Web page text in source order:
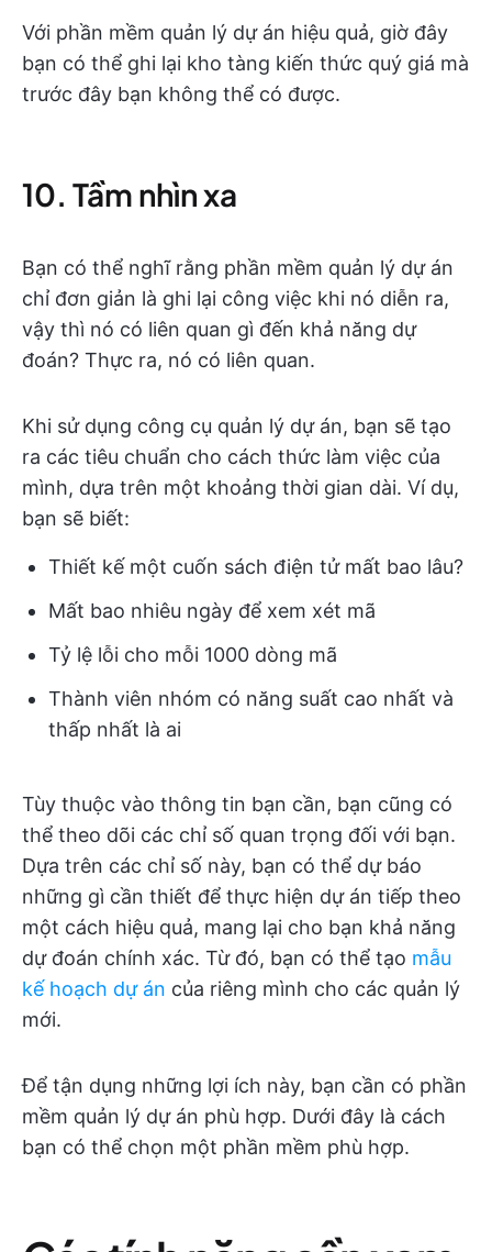
Với phần mềm quản lý dự án hiệu quả, giờ đây
bạn có thể ghi lại kho tàng kiến thức quý giá mà
trước đây bạn không thể có được.
10. Tầm nhìn xa
Bạn có thể nghĩ rằng phần mềm quản lý dự án
chỉ đơn giản là ghi lại công việc khi nó diễn ra,
vậy thì nó có liên quan gì đến khả năng dự
đoán? Thực ra, nó có liên quan.
Khi sử dụng công cụ quản lý dự án, bạn sẽ tạo
ra các tiêu chuẩn cho cách thức làm việc của
mình, dựa trên một khoảng thời gian dài. Ví dụ,
bạn sẽ biết:
Thiết kế một cuốn sách điện tử mất bao lâu?
Mất bao nhiêu ngày để xem xét mã
Tỷ lệ lỗi cho mỗi 1000 dòng mã
Thành viên nhóm có năng suất cao nhất và
thấp nhất là ai
Tùy thuộc vào thông tin bạn cần, bạn cũng có
thể theo dõi các chỉ số quan trọng đối với bạn.
Dựa trên các chỉ số này, bạn có thể dự báo
những gì cần thiết để thực hiện dự án tiếp theo
một cách hiệu quả, mang lại cho bạn khả năng
dự đoán chính xác. Từ đó, bạn có thể tạo mẫu
kế hoạch dự án của riêng mình cho các quản lý
mới.
Để tận dụng những lợi ích này, bạn cần có phần
mềm quản lý dự án phù hợp. Dưới đây là cách
bạn có thể chọn một phần mềm phù hợp.